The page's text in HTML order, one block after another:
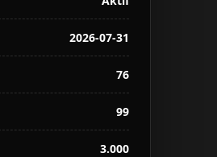
2026-07-31
76
99
3.000